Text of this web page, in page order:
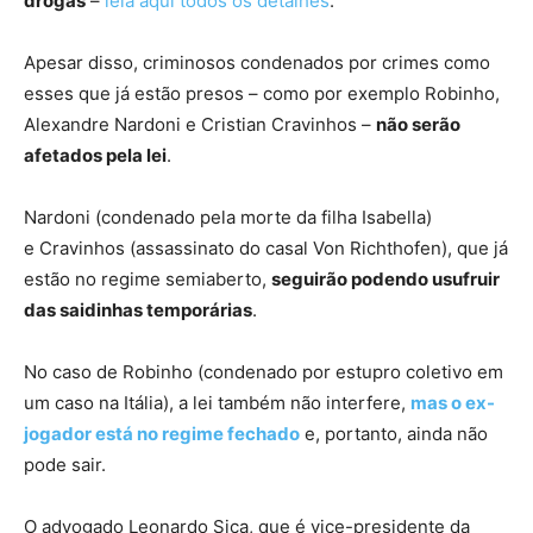
Apesar disso, criminosos condenados por crimes como
esses que já estão presos – como por exemplo Robinho,
Alexandre Nardoni e Cristian Cravinhos – não serão
afetados pela lei.
Nardoni (condenado pela morte da filha Isabella)
e Cravinhos (assassinato do casal Von Richthofen), que já
estão no regime semiaberto, seguirão podendo usufruir
das saidinhas temporárias.
No caso de Robinho (condenado por estupro coletivo em
um caso na Itália), a lei também não interfere, mas o ex-
jogador está no regime fechado e, portanto, ainda não
pode sair.
O advogado Leonardo Sica, que é vice-presidente da